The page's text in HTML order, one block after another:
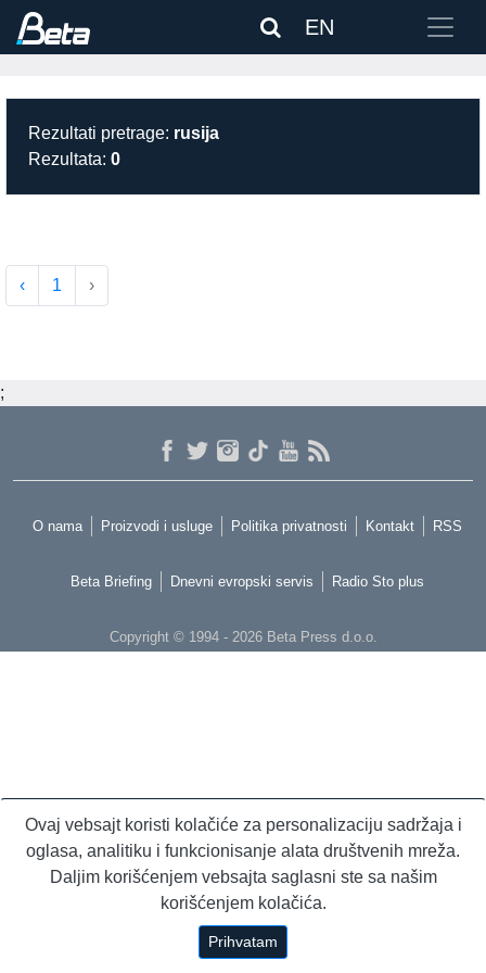
EN
Rezultati pretrage: rusija
Rezultata: 0
‹ 1 ›
;
O nama Proizvodi i usluge Politika privatnosti Kontakt RSS
Beta Briefing Dnevni evropski servis Radio Sto plus
Copyright © 1994 - 2026 Beta Press d.o.o.
Ovaj vebsajt koristi kolačiće za personalizaciju sadržaja i
oglasa, analitiku i funkcionisanje alata društvenih mreža.
Daljim korišćenjem vebsajta saglasni ste sa našim
korišćenjem kolačića.
Prihvatam